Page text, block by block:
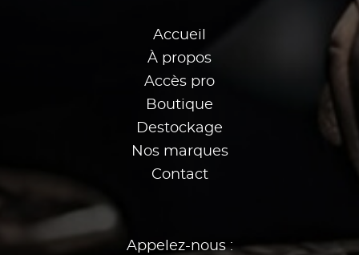
Accueil
À propos
Accès pro
Boutique
Destockage
Nos marques
Contact
Appelez-nous :